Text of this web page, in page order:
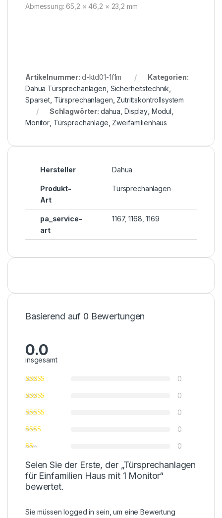
Abmessung: 65,2 × 46,2 × 23,2 mm
Artikelnummer: d-ktd01-1f1m
Kategorien:
Dahua Türsprechanlagen Sicherheitstechnik
Sparset Türsprechanlagen Zutrittskontrollsystem
Schlagwörter: dahua Display, Modul
Monitor Türsprechanlage Zweifamilienhaus
Hersteller Dahua
Produkt-
Art
Türsprechanlagen
pa_service-
art
1167, 1168, 1169
Basierend auf 0 Bewertungen
0.0
insgesamt
0
0
0
0
0
Seien Sie der Erste, der „Türsprechanlagen
für Einfamilien Haus mit 1 Monitor“
bewertet.
Sie müssenlogged in sein, um eine Bewertung